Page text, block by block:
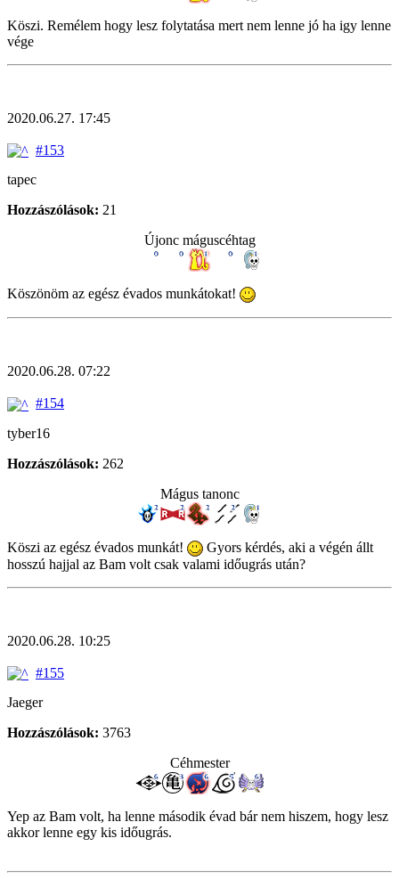
Köszi. Remélem hogy lesz folytatása mert nem lenne jó ha igy lenne
vége
2020.06.27. 17:45
#153
tapec
Hozzászólások: 21
Újonc máguscéhtag
Köszönöm az egész évados munkátokat!
2020.06.28. 07:22
#154
tyber16
Hozzászólások: 262
Mágus tanonc
Köszi az egész évados munkát!
Gyors kérdés, aki a végén állt
hosszú hajjal az Bam volt csak valami időugrás után?
2020.06.28. 10:25
#155
Jaeger
Hozzászólások: 3763
Céhmester
Yep az Bam volt, ha lenne második évad bár nem hiszem, hogy lesz
akkor lenne egy kis időugrás.